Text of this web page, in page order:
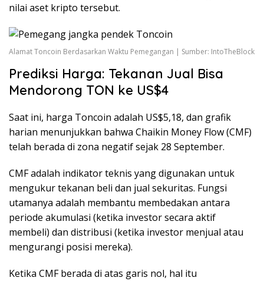
nilai aset kripto tersebut.
Alamat Toncoin Berdasarkan Waktu Pemegangan | Sumber: IntoTheBlock
Prediksi Harga: Tekanan Jual Bisa
Mendorong TON ke US$4
Saat ini, harga Toncoin adalah US$5,18, dan grafik
harian menunjukkan bahwa Chaikin Money Flow (CMF)
telah berada di zona negatif sejak 28 September.
CMF adalah indikator teknis yang digunakan untuk
mengukur tekanan beli dan jual sekuritas. Fungsi
utamanya adalah membantu membedakan antara
periode akumulasi (ketika investor secara aktif
membeli) dan distribusi (ketika investor menjual atau
mengurangi posisi mereka).
Ketika CMF berada di atas garis nol, hal itu